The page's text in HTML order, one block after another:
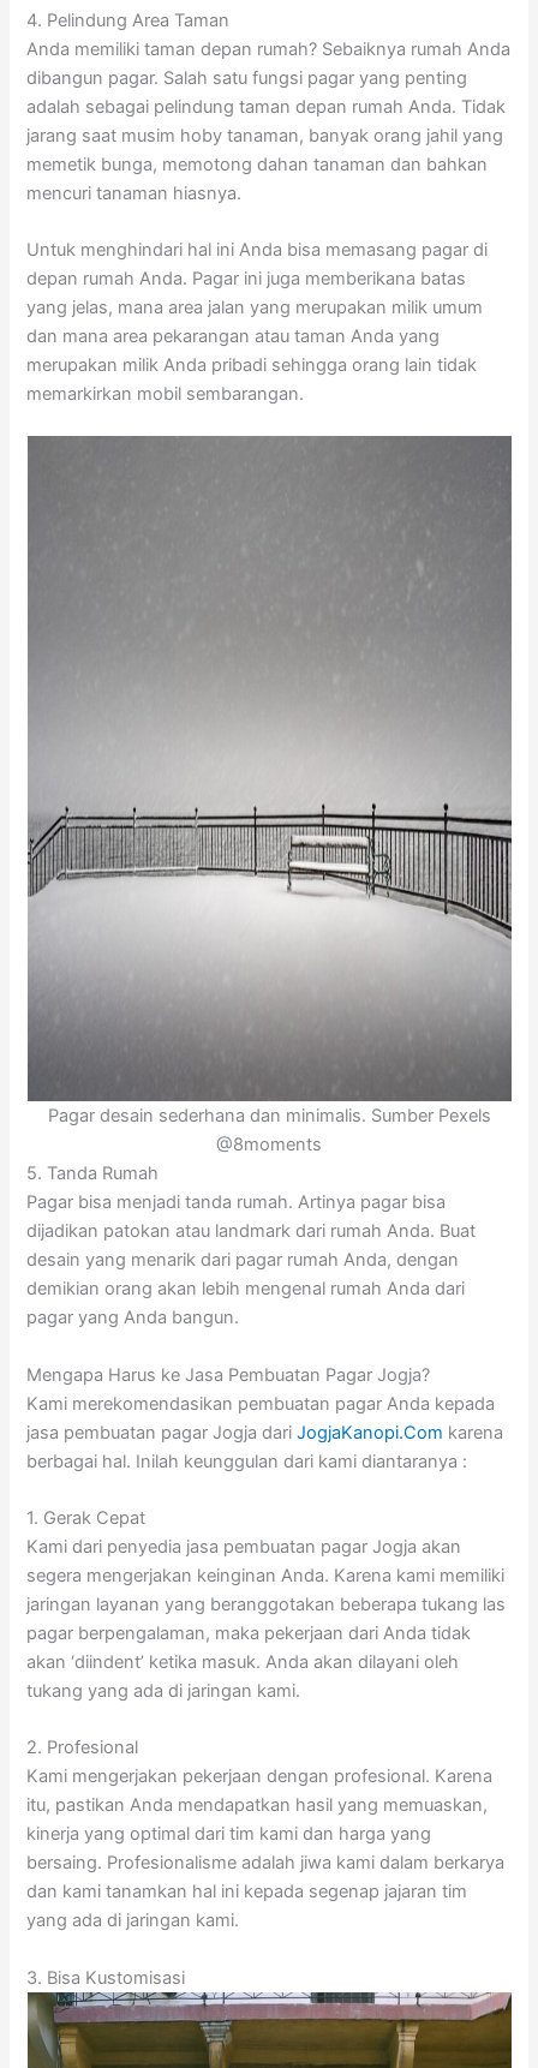
4. Pelindung Area Taman
Anda memiliki taman depan rumah? Sebaiknya rumah Anda
dibangun pagar. Salah satu fungsi pagar yang penting
adalah sebagai pelindung taman depan rumah Anda. Tidak
jarang saat musim hoby tanaman, banyak orang jahil yang
memetik bunga, memotong dahan tanaman dan bahkan
mencuri tanaman hiasnya.
Untuk menghindari hal ini Anda bisa memasang pagar di
depan rumah Anda. Pagar ini juga memberikana batas
yang jelas, mana area jalan yang merupakan milik umum
dan mana area pekarangan atau taman Anda yang
merupakan milik Anda pribadi sehingga orang lain tidak
memarkirkan mobil sembarangan.
Pagar desain sederhana dan minimalis. Sumber Pexels
@8moments
5. Tanda Rumah
Pagar bisa menjadi tanda rumah. Artinya pagar bisa
dijadikan patokan atau landmark dari rumah Anda. Buat
desain yang menarik dari pagar rumah Anda, dengan
demikian orang akan lebih mengenal rumah Anda dari
pagar yang Anda bangun.
Mengapa Harus ke Jasa Pembuatan Pagar Jogja?
Kami merekomendasikan pembuatan pagar Anda kepada
jasa pembuatan pagar Jogja dariJogjaKanopi.Com karena
berbagai hal. Inilah keunggulan dari kami diantaranya :
1. Gerak Cepat
Kami dari penyedia jasa pembuatan pagar Jogja akan
segera mengerjakan keinginan Anda. Karena kami memiliki
jaringan layanan yang beranggotakan beberapa tukang las
pagar berpengalaman, maka pekerjaan dari Anda tidak
akan ‘diindent’ ketika masuk. Anda akan dilayani oleh
tukang yang ada di jaringan kami.
2. Profesional
Kami mengerjakan pekerjaan dengan profesional. Karena
itu, pastikan Anda mendapatkan hasil yang memuaskan,
kinerja yang optimal dari tim kami dan harga yang
bersaing. Profesionalisme adalah jiwa kami dalam berkarya
dan kami tanamkan hal ini kepada segenap jajaran tim
yang ada di jaringan kami.
3. Bisa Kustomisasi